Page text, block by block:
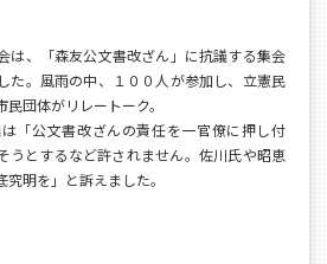
は、「森友公文書改ざん」に抗議する集会
た。風雨の中、１００人が参加し、立憲民
団体がリレートーク。
「公文書改ざんの責任を一官僚に押し付
うとするなど許されません。佐川氏や昭恵
明を」と訴えました。